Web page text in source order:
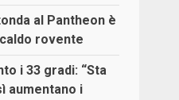
al Pantheon è
rovente
i 33 gradi: “Sta
aumentano i